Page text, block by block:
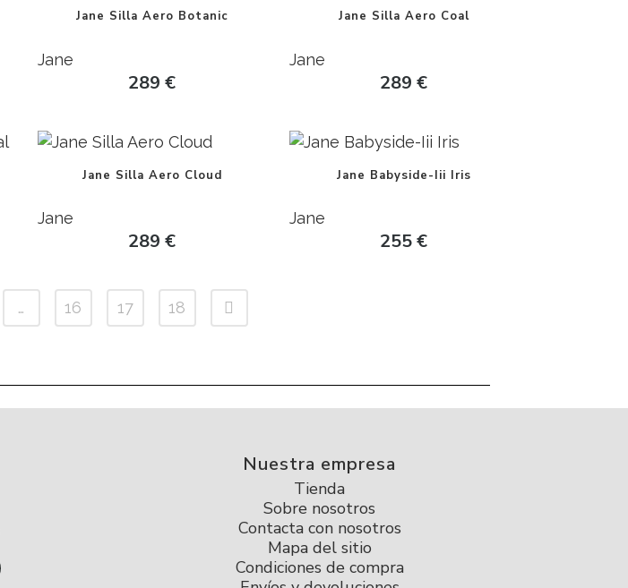
Jane Silla Aero Botanic
Jane
289€
Jane Silla Aero Coal
Jane
289€
Jane Silla Aero Cloud
Jane
289€
Jane Babyside-Iii Iris
Jane
255€
… 16 17 18
Nuestra empresa
Tienda
Sobre nosotros
Contacta con nosotros
Mapa del sitio
Condiciones de compra